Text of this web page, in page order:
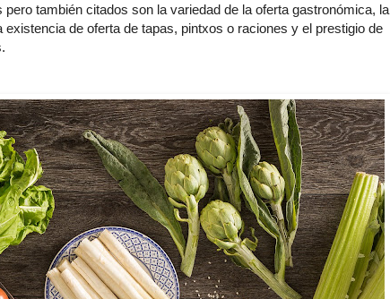
también citados son la variedad de la oferta gastronómica, la
de oferta de tapas, pintxos o raciones y el prestigio de